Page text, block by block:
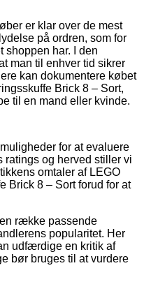
er klar over de mest
på ordren, som for
shoppen har. I den
man til enhver tid sikrer
kan dokumentere købet
Brick 8 – Sort,
til en mand eller kvinde.
for at evaluere
ratings og herved stiller vi
omtaler af LEGO
Brick 8 – Sort forud for at
række passende
popularitet. Her
udfærdige en kritik af
bør bruges til at vurdere